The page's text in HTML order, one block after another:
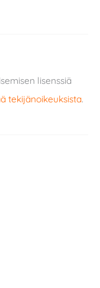
lisenssiä
tekijänoikeuksista.